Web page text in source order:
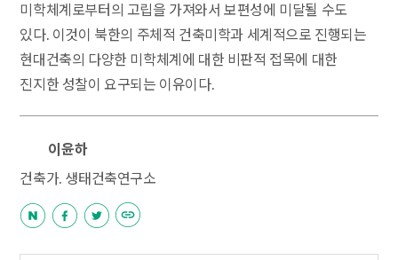
미학체계로부터의 고립을 가져와서 보편성에 미달될 수도
있다. 이것이 북한의 주체적 건축미학과 세계적으로 진행되는
현대건축의 다양한 미학체계에 대한 비판적 접목에 대한
진지한 성찰이 요구되는 이유이다.
이윤하
건축가. 생태건축연구소